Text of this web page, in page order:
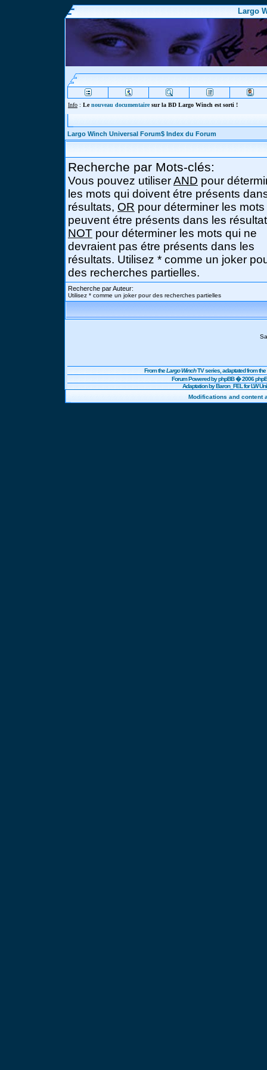
Largo
Info : Lenouveau documentairesur la BD Largo Winch est sorti !
Largo Winch Universal Forum$ Index du Forum
Recherche par Mots-clés:
Vous pouvez utiliserAND pour
les mots qui doivent étre présents
résultats, OR pour déterminer les
peuvent étre présents dans les
NOT pour déterminer les mots qui ne
devraient pas étre présents dans les
résultats. Utilisez * comme un joker
des recherches partielles.
Recherche par Auteur:
Utilisez * comme un joker pour des recherches partielles
From theLargo WinchTV series, adaptated from
Forum Powered byphpBB� 2006
Adaptation by Baron_FEL for LW
Modifications and content